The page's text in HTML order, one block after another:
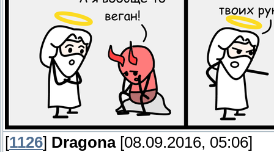
[1126] Dragona[08.09.2016, 05:06]